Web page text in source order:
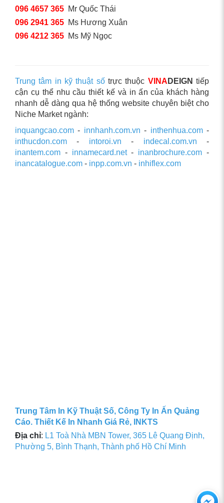
096 4657 365 Mr Quốc Thái
096 2941 365 Ms Hương Xuân
096 4212 365 Ms Mỹ Ngọc
Trung tâm in kỹ thuật sốtrực thuộc VINA DEIGN tiếp
cận cụ thể nhu cầu thiết kế và in ấn của khách hàng
nhanh dễ dàng qua hệ thống website chuyên biệt cho
Niche Market ngành:
inquangcao.com - innhanh.com.vn - inthenhua.com-
inthucdon.com - intoroi.vn - indecal.com.vn -
inantem.com - innamecard.net- inanbrochure.com -
inancatalogue.com - inpp.com.vn - inhiflex.com
Trung Tâm In Kỹ Thuật Số, Công Ty In Ấn Quảng
Cáo. Thiết Kế In Nhanh Giá Rẻ, INKTS
Địa chỉ: L1 Toà Nhà MBN Tower, 365 Lê Quang Định,
Phường 5, Bình Thạnh, Thành phố Hồ Chí Minh